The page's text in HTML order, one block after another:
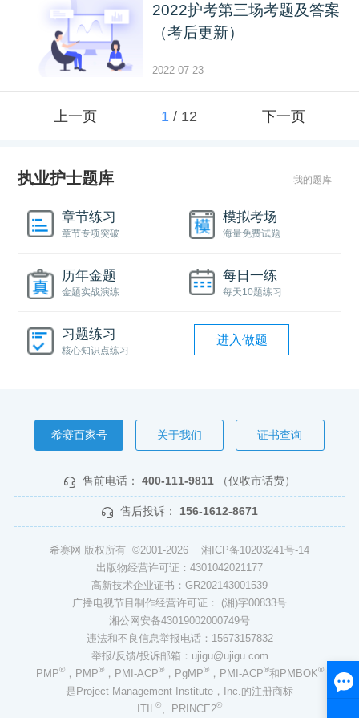
2022护考第三场考题及答案
（考后更新）
2022-07-23
上一页 1 / 12 下一页
执业护士题库 我的题库
章节练习
章节专项突破
模拟考场
海量免费试题
历年金题
金题实战演练
每日一练
每天10题练习
习题练习
核心知识点练习
进入做题
希赛百家号 关于我们 证书查询
售前电话： 400-111-9811 （仅收市话费）
售后投诉： 156-1612-8671
希赛网 版权所有 ©2001-2026 湘ICP备10203241号-14
出版物经营许可证：4301042021177
高新技术企业证书：GR202143001539
广播电视节目制作经营许可证： (湘)字00833号
湘公网安备43019002000749号
违法和不良信息举报电话：15673157832
举报/反馈/投诉邮箱：ujigu@ujigu.com
PMP®，PMP®，PMI-ACP®，PgMP®，PMI-ACP®和PMBOK®
是Project Management Institute，Inc.的注册商标
ITIL®、PRINCE2®